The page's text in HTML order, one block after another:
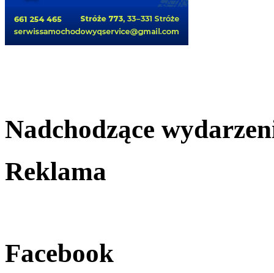
Nadchodzące
Reklama
Facebook